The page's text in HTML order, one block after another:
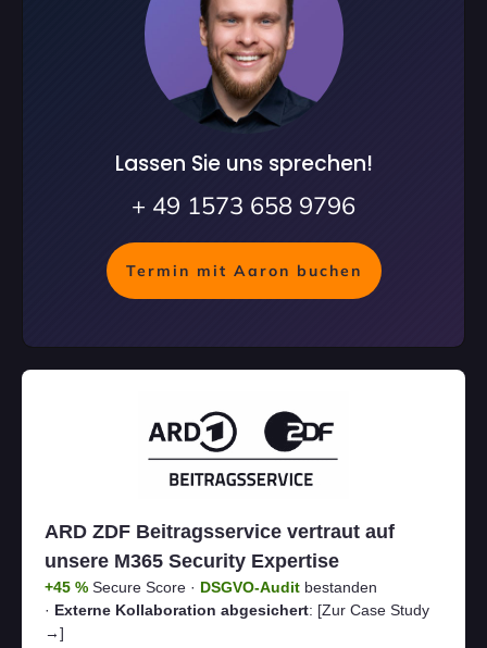
Lassen Sie uns sprechen!
+ 49 1573 658 9796
Termin mit Aaron buchen
ARD ZDF Beitragsservice vertraut auf
unsere M365 Security Expertise
+45 % Secure Score · DSGVO-Audit bestanden
· Externe Kollaboration abgesichert: [Zur Case Study
→]